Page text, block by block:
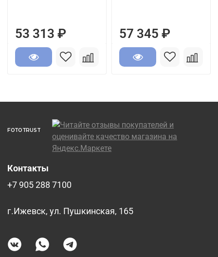
53 313 ₽ 57 345 ₽
FOTOTRUST
Контакты
+7 905 288 7100
г.Ижевск, ул. Пушкинская, 165